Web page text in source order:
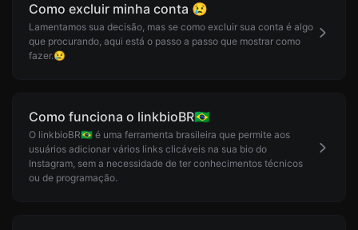
Como excluir minha conta 😢
Lamentamos sua decisão, mas se como excluir sua conta é algo
que procurando, aqui está o passo a passo que mostrar como
fazer.😢
Como funciona o linkbioBR🇧🇷
O linkbioBR🇧🇷 é uma ferramenta brasileira que permite aos
usuários adicionar vários links clicáveis na sua bio do
Instagram, sem a necessidade de ter conhecimentos técnicos
ou de programação.